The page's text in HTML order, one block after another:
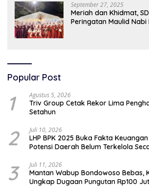
September 27, 2025
Meriah dan Khidmat,
Peringatan Maulid Nabi
Popular Post
1 Agustus 5, 2026
Triv Group Cetak Rekor Lima
Setahun
2 Juli 10, 2026
LHP BPK 2025 Buka Fakta
Potensi Daerah Belum Terkelola
3 Juli 11, 2026
Mantan Wabup Bondowoso Bebas,
Ungkap Dugaan Pungutan Rp100